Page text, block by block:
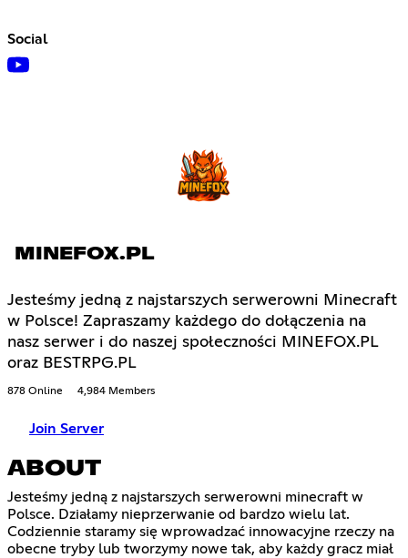
Social
MINEFOX.PL
Jesteśmy jedną z najstarszych serwerowni Minecraft
w Polsce! Zapraszamy każdego do dołączenia na
nasz serwer i do naszej społeczności MINEFOX.PL
oraz BESTRPG.PL
878 Online 4,984 Members
Join Server
ABOUT
Jesteśmy jedną z najstarszych serwerowni minecraft w
Polsce. Działamy nieprzerwanie od bardzo wielu lat.
Codziennie staramy się wprowadzać innowacyjne rzeczy na
obecne tryby lub tworzymy nowe tak, aby każdy gracz miał